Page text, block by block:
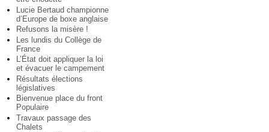
Lucie Bertaud championne
d’Europe de boxe anglaise
Refusons la misère !
Les lundis du Collège de
France
L’État doit appliquer la loi
et évacuer le campement
Résultats élections
législatives
Bienvenue place du front
Populaire
Travaux passage des
Chalets